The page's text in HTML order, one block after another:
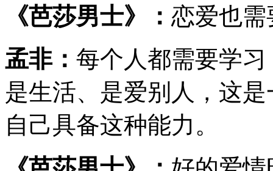
《芭莎男士》： 恋爱也
孟非： 每个人都需要学
是生活、是爱别人，这
自己具备这种能力。